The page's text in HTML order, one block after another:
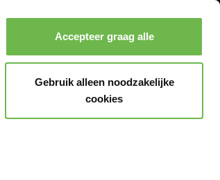
Accepteer graag alle
Gebruik alleen noodzakelijke
cookies
Boeken Menu